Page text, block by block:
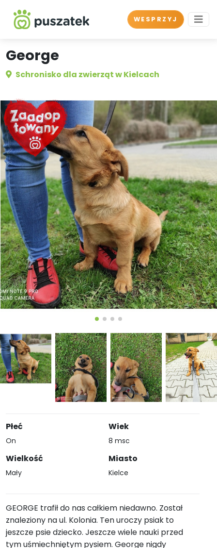
WESPRZYJ
George
Schronisko dla zwierząt w Kielcach
Płeć
On
Wielkość
Mały
Wiek
8 msc
Miasto
Kielce
GEORGE trafił do nas całkiem niedawno. Został
znaleziony na ul. Kolonia. Ten uroczy psiak to
jeszcze psie dziecko. Jeszcze wiele nauki przed
tym uśmiechniętym pysiem. George nigdy